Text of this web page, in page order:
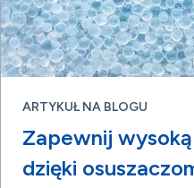
ARTYKUŁ NA BLOGU
Zapewnij
dzięki